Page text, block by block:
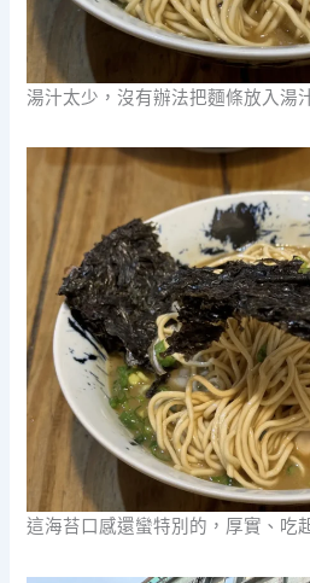
湯汁太少，沒有辦法把麵條放入湯
這海苔口感還蠻特別的，厚實、吃